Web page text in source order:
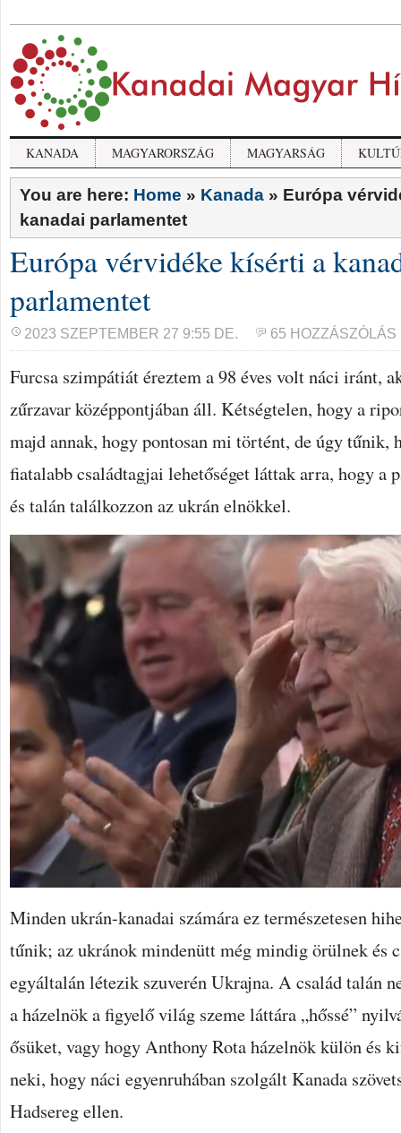
KANADA MAGYARORSZÁG MAGYARSÁG
You are here: Home » Kanada » Európa
kanadai parlamentet
Európa vérvidéke kísérti a
parlamentet
2023 SZEPTEMBER 27 9:55 DE. 65 HOZZÁSZÓLÁS
Furcsa szimpátiát éreztem a 98 éves volt náci iránt,
zűrzavar középpontjában áll. Kétségtelen, hogy a
majd annak, hogy pontosan mi történt, de úgy tűnik,
fiatalabb családtagjai lehetőséget láttak arra, hogy a
és talán találkozzon az ukrán elnökkel.
Minden ukrán-kanadai számára ez természetesen
tűnik; az ukránok mindenütt még mindig örülnek és
egyáltalán létezik szuverén Ukrajna. A család talán
a házelnök a figyelő világ szeme láttára „hőssé”
ősüket, vagy hogy Anthony Rota házelnök külön és
neki, hogy náci egyenruhában szolgált Kanada
Hadsereg ellen.